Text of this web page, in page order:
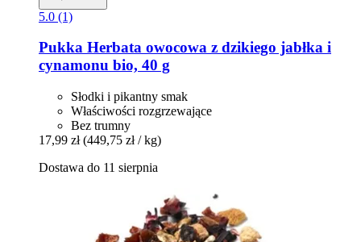
5.0 (1)
Pukka Herbata owocowa z dzikiego jabłka i
cynamonu bio, 40 g
Słodki i pikantny smak
Właściwości rozgrzewające
Bez trumny
17,99 zł (449,75 zł / kg)
Dostawa do 11 sierpnia